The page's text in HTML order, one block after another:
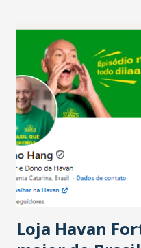
confraternizações de fim
Salário para um número
país tem a menor taxa de
Ainda segundo a
bares e restaurantes
registraram equilíbrio
estabelecimentos no
do observado no mês
novembro. Em relação a
cresceu. De acordo com a
Loja Havan